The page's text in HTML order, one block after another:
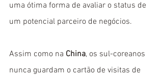
uma ótima forma de avaliar o status de
um potencial parceiro de negócios.
Assim como na China, os sul-coreanos
nunca guardam o cartão de visitas de